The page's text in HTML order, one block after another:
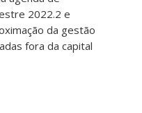
2022.2 e
da gestão
fora da capital